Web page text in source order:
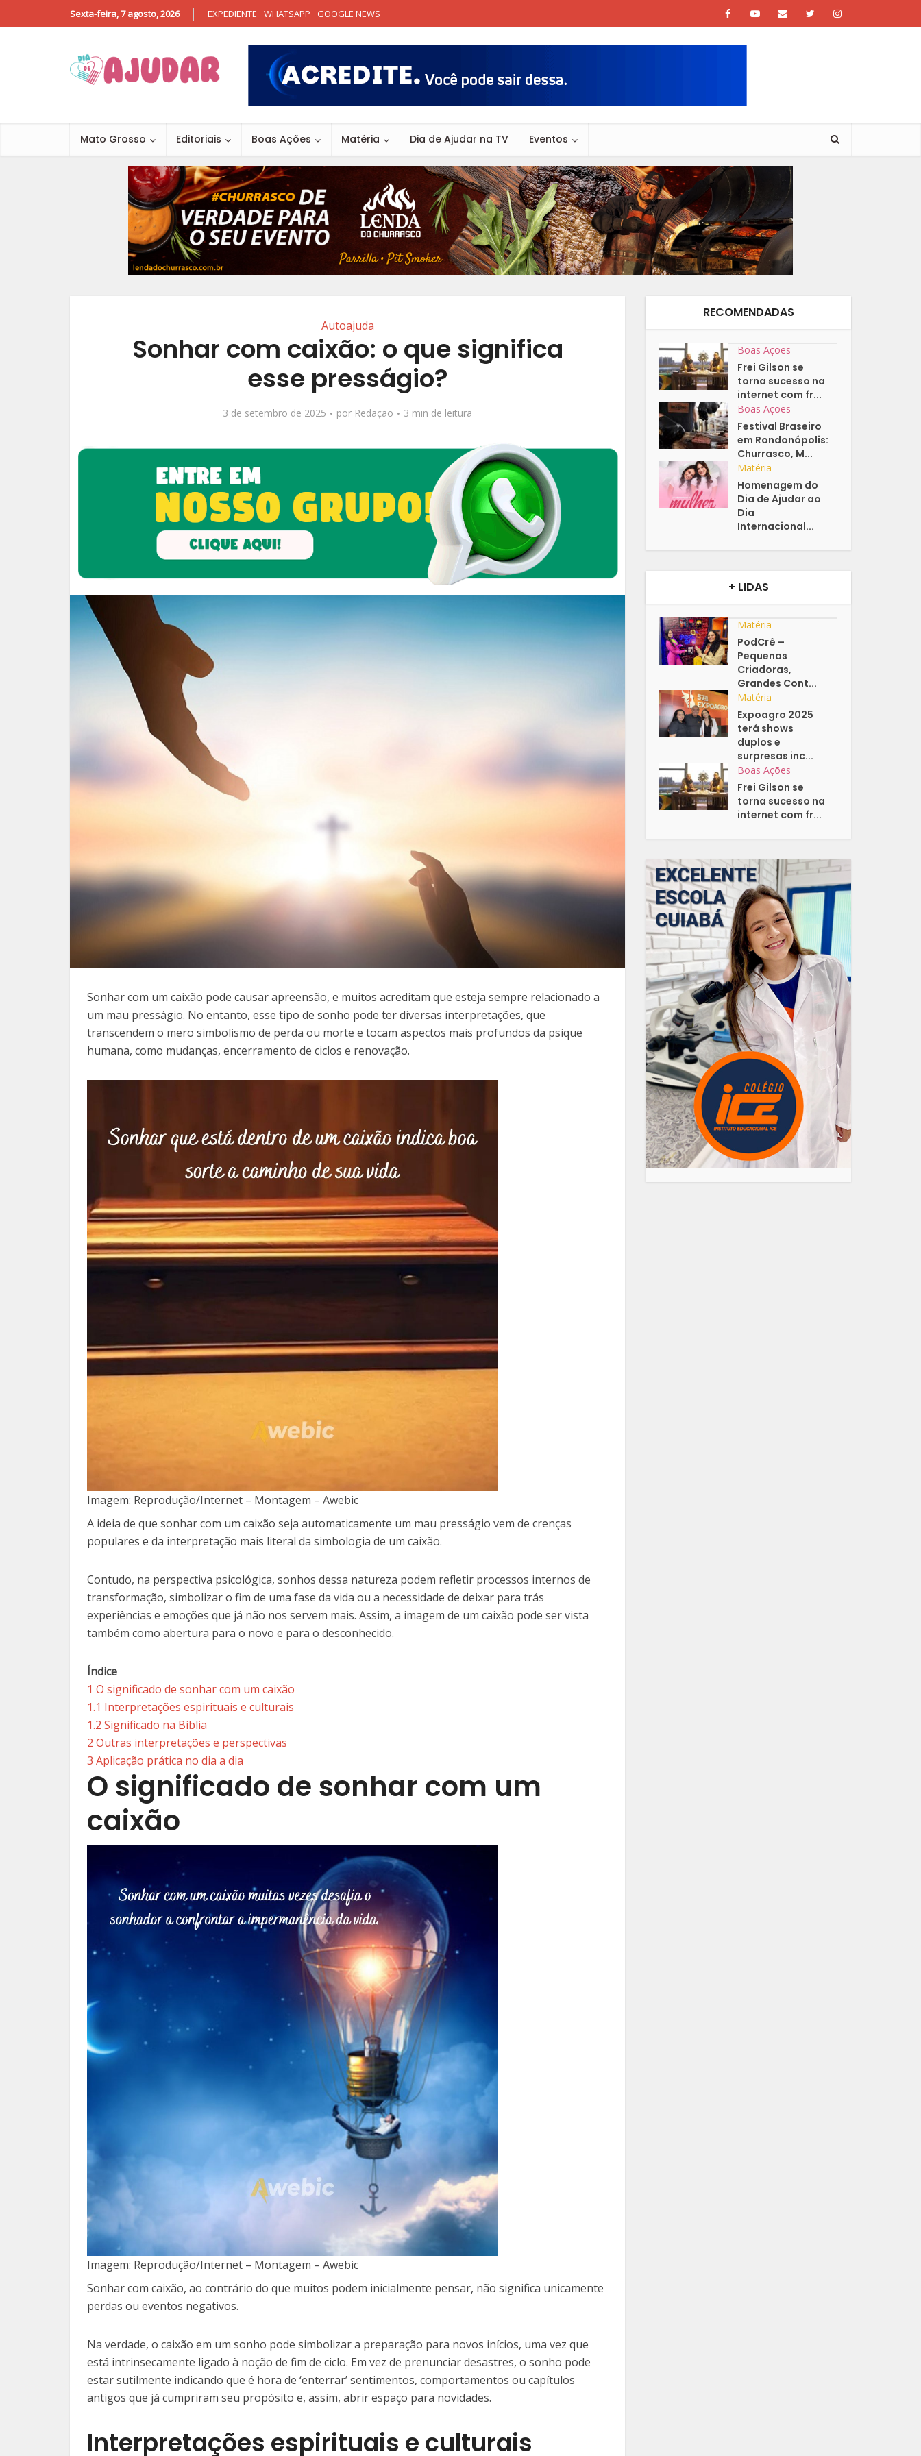
Sexta-feira, 7 agosto, 2026 EXPEDIENTE WHATSAPP GOOGLE NEWS
Mato Grosso Editoriais Boas Ações Matéria Dia de Ajudar na TV Eventos
Autoajuda
Sonhar com caixão: o que significa
esse presságio?
3 de setembro de 2025 por Redação 3 min de leitura
Sonhar com um caixão pode causar apreensão, e muitos acreditam que esteja sempre relacionado a
um mau presságio. No entanto, esse tipo de sonho pode ter diversas interpretações, que
transcendem o mero simbolismo de perda ou morte e tocam aspectos mais profundos da psique
humana, como mudanças, encerramento de ciclos e renovação.
Imagem: Reprodução/Internet – Montagem – Awebic
A ideia de que sonhar com um caixão seja automaticamente um mau presságio vem de crenças
populares e da interpretação mais literal da simbologia de um caixão.
Contudo, na perspectiva psicológica, sonhos dessa natureza podem refletir processos internos de
transformação, simbolizar o fim de uma fase da vida ou a necessidade de deixar para trás
experiências e emoções que já não nos servem mais. Assim, a imagem de um caixão pode ser vista
também como abertura para o novo e para o desconhecido.
Índice
1 O significado de sonhar com um caixão
1.1 Interpretações espirituais e culturais
1.2 Significado na Bíblia
2 Outras interpretações e perspectivas
3 Aplicação prática no dia a dia
O significado de sonhar com um
caixão
Imagem: Reprodução/Internet – Montagem – Awebic
Sonhar com caixão, ao contrário do que muitos podem inicialmente pensar, não significa unicamente
perdas ou eventos negativos.
Na verdade, o caixão em um sonho pode simbolizar a preparação para novos inícios, uma vez que
está intrinsecamente ligado à noção de fim de ciclo. Em vez de prenunciar desastres, o sonho pode
estar sutilmente indicando que é hora de ‘enterrar’ sentimentos, comportamentos ou capítulos
antigos que já cumpriram seu propósito e, assim, abrir espaço para novidades.
Interpretações espirituais e culturais
RECOMENDADAS
Boas Ações
Frei Gilson se
torna sucesso na
internet com fr...
Boas Ações
Festival Braseiro
em Rondonópolis:
Churrasco, M...
Matéria
Homenagem do
Dia de Ajudar ao
Dia
Internacional...
+ LIDAS
Matéria
PodCrê –
Pequenas
Criadoras,
Grandes Cont...
Matéria
Expoagro 2025
terá shows
duplos e
surpresas inc...
Boas Ações
Frei Gilson se
torna sucesso na
internet com fr...